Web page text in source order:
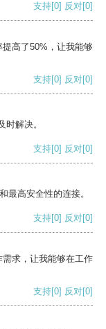
支持[0] 反对[0]
高了50%，让我能够
支持[0] 反对[0]
解决。
支持[0] 反对[0]
最高安全性的连接。
支持[0] 反对[0]
求，让我能够在工作
支持[0] 反对[0]